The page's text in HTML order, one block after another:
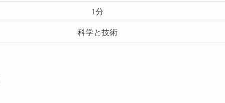
1分
科学と技術